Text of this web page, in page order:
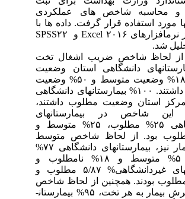
و محاسبه شاخص­ های عملکردی
مورد استفاده قرار گرفت. داده ­ها با
استفاده از نرم­افزارهای Excel ۲۰۱۶ و SPSS۲۲
شد.
لحاظ شاخص ضریب اشغال تخت
دانشگاهی استان وضعیت
مطلوب، ۱۸% وضعیت متوسط و ۵۰% وضعیت
نامطلوب داشتند. ۱۰۰% بیمارستان­های دانشگاهی
استان وضعیت مطلوب داشتند،
این شاخص در بیمارستان­های
غیردانشگاهی ۲۵% مطلوب، ۲۵% متوسط و
بود. از لحاظ شاخص متوسط
اقامت بیمار نیز، بیمارستان­های دانشگاهی ۷۷%
مطلوب، ۵% متوسط و ۱۸% نامطلوب و
بیمارستان­های غیردانشگاهی% ۵/۸۷ مطلوب و
نامطلوب بودند. همچنین از لحاظ شاخص
نسبت پذیرش بیمار به هر تخت، ۹۵% بیمارستان­